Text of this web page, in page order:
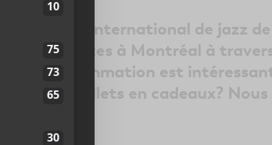
le Festival international de jazz de
des artistes à Montréal à
la programmation est
des billets en cadeaux? Nous